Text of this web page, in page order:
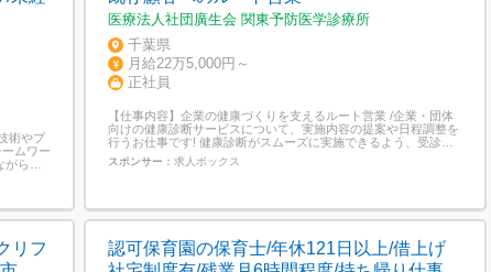
術やプ
ムワー
ら、
自分の
に挑戦
医療法人社団廣生会 関東予防医学診療所
千葉県
月給22万5,000円～
正社員
【仕事内容】企業の健康づくりを支えるルート営業 /企業・団体
向けの健康診断サービスについて、実施内容の提案や日程調整を
行うお仕事です! 健康診断がスムーズに実施できるよう、受診人
数や日程、検査内容を確認しながら、企業ごとの状況に合わせた
プランをご案内します。 医療業界や健康診断の知識は問いませ
スポンサー： 求人ボックス
リフ
認可保育園の保育士/年休121日以上/借上げ